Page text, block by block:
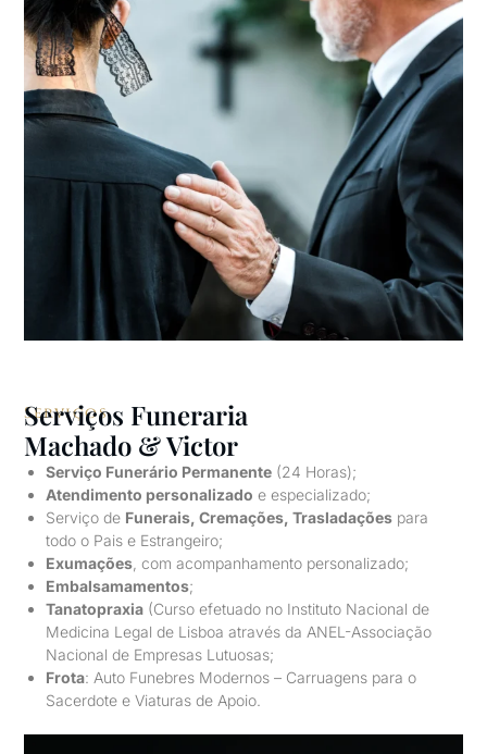
Serviços
Serviços Funeraria
Machado & Victor
Serviço Funerário Permanente (24 Horas);
Atendimento personalizado e especializado;
Serviço de Funerais, Cremações, Trasladações para
todo o Pais e Estrangeiro;
Exumações, com acompanhamento personalizado;
Embalsamamentos;
Tanatopraxia (Curso efetuado no Instituto Nacional de
Medicina Legal de Lisboa através da ANEL-Associação
Nacional de Empresas Lutuosas;
Frota: Auto Funebres Modernos – Carruagens para o
Sacerdote e Viaturas de Apoio.